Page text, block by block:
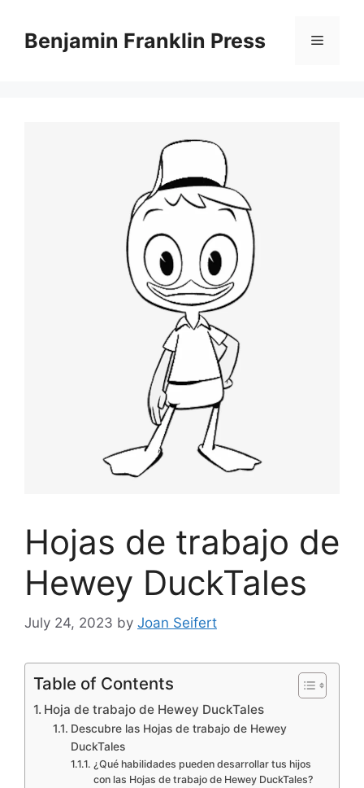
contentBenjamin Franklin Press Menu
Hojas de trabajo de
Hewey DuckTales
July 24, 2023 by Joan Seifert
Table of Contents
Hoja de trabajo de Hewey DuckTales
Descubre las Hojas de trabajo de Hewey
DuckTales
¿Qué habilidades pueden desarrollar tus hijos
con las Hojas de trabajo de Hewey DuckTales?